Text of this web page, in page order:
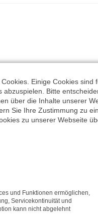
Einige Cookies
abzuspielen. Bitte
über die Inhalte unserer
Sie Ihre Zustimmung zu
zu unserer Webseite
und Funktionen ermöglichen,
Servicekontinuität und
kann nicht abgelehnt